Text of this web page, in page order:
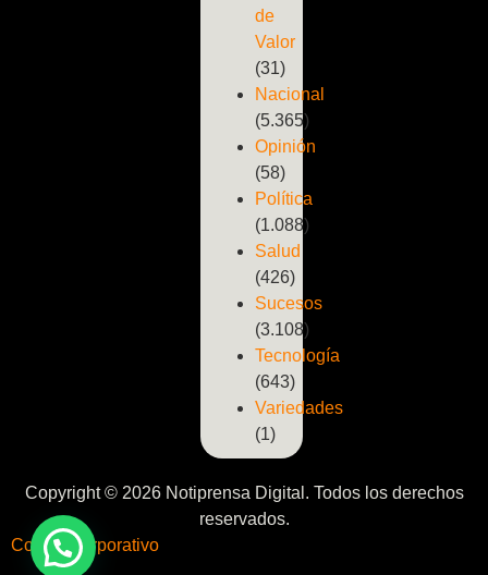
de
Valor
(31)
Nacional
(5.365)
Opinión
(58)
Política
(1.088)
Salud
(426)
Sucesos
(3.108)
Tecnología
(643)
Variedades
(1)
Copyright © 2026 Notiprensa Digital. Todos los derechos
reservados.
Correo Corporativo